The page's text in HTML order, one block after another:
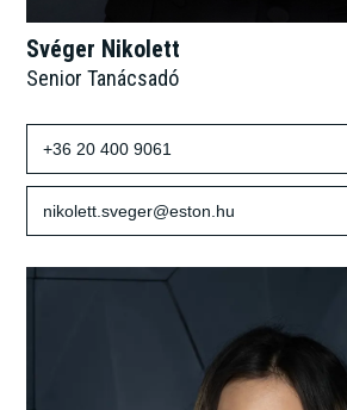
Svéger Nikolett
Senior Tanácsadó
+36 20 400 9061
nikolett.sveger@eston.hu